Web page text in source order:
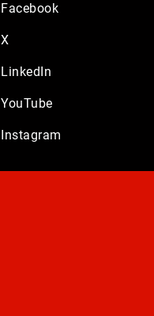
Facebook
X
LinkedIn
YouTube
Instagram